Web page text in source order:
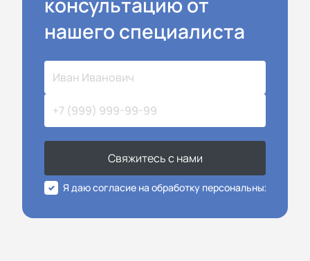
нашего специалиста
Свяжитесь с нами
Я даю согласие на обработку персональных